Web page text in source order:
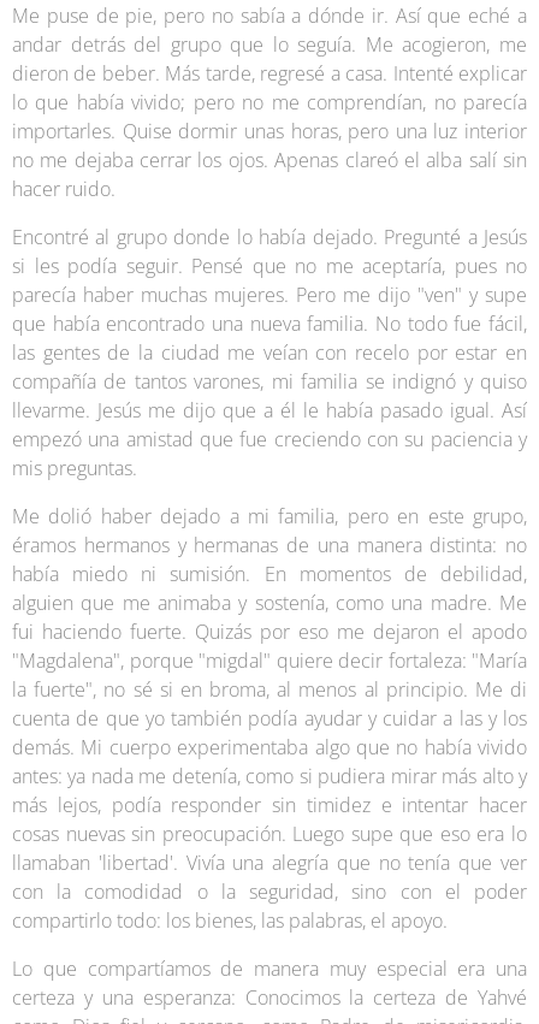
Me puse de pie, pero no sabía a dónde ir. Así que eché a
andar detrás del grupo que lo seguía. Me acogieron, me
dieron de beber. Más tarde, regresé a casa. Intenté explicar
lo que había vivido; pero no me comprendían, no parecía
importarles. Quise dormir unas horas, pero una luz interior
no me dejaba cerrar los ojos. Apenas clareó el alba salí sin
hacer ruido.
Encontré al grupo donde lo había dejado. Pregunté a Jesús
si les podía seguir. Pensé que no me aceptaría, pues no
parecía haber muchas mujeres. Pero me dijo "ven" y supe
que había encontrado una nueva familia. No todo fue fácil,
las gentes de la ciudad me veían con recelo por estar en
compañía de tantos varones, mi familia se indignó y quiso
llevarme. Jesús me dijo que a él le había pasado igual. Así
empezó una amistad que fue creciendo con su paciencia y
mis preguntas.
Me dolió haber dejado a mi familia, pero en este grupo,
éramos hermanos y hermanas de una manera distinta: no
había miedo ni sumisión. En momentos de debilidad,
alguien que me animaba y sostenía, como una madre. Me
fui haciendo fuerte. Quizás por eso me dejaron el apodo
"Magdalena", porque "migdal" quiere decir fortaleza: "María
la fuerte", no sé si en broma, al menos al principio. Me di
cuenta de que yo también podía ayudar y cuidar a las y los
demás. Mi cuerpo experimentaba algo que no había vivido
antes: ya nada me detenía, como si pudiera mirar más alto y
más lejos, podía responder sin timidez e intentar hacer
cosas nuevas sin preocupación. Luego supe que eso era lo
llamaban 'libertad'. Vivía una alegría que no tenía que ver
con la comodidad o la seguridad, sino con el poder
compartirlo todo: los bienes, las palabras, el apoyo.
Lo que compartíamos de manera muy especial era una
certeza y una esperanza: Conocimos la certeza de Yahvé